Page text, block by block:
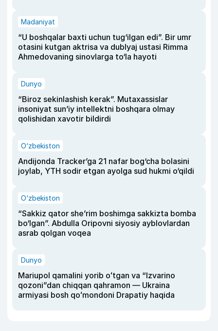
Madaniyat
“U boshqalar baxti uchun tug‘ilgan edi”. Bir umr
otasini kutgan aktrisa va dublyaj ustasi Rimma
Ahmedovaning sinovlarga to‘la hayoti
Dunyo
“Biroz sekinlashish kerak”. Mutaxassislar
insoniyat sun’iy intellektni boshqara olmay
qolishidan xavotir bildirdi
O‘zbekiston
Andijonda Tracker’ga 21 nafar bog‘cha bolasini
joylab, YTH sodir etgan ayolga sud hukmi o‘qildi
O‘zbekiston
“Sakkiz qator she’rim boshimga sakkizta bomba
bo‘lgan”. Abdulla Oripovni siyosiy ayblovlardan
asrab qolgan voqea
Dunyo
Mariupol qamalini yorib oʻtgan va “Izvarino
qozoni”dan chiqqan qahramon — Ukraina
armiyasi bosh qoʻmondoni Drapatiy haqida